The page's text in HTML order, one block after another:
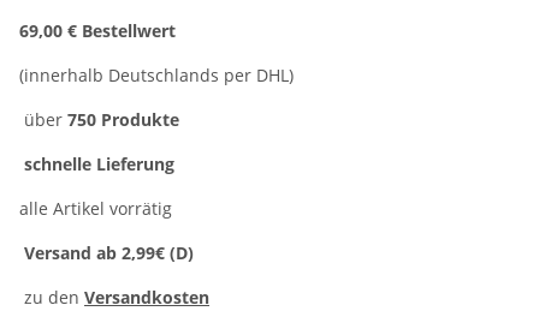
69,00 € Bestellwert
(innerhalb Deutschlands per DHL)
über 750 Produkte
schnelle Lieferung
alle Artikel vorrätig
Versand ab 2,99€ (D)
zu den Versandkosten